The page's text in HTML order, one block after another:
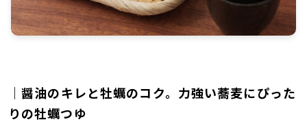
｜醤油のキレと牡蠣のコク。力強い蕎麦にぴった
りの牡蠣つゆ